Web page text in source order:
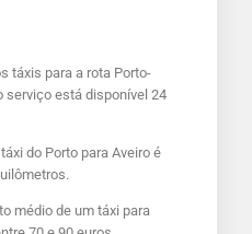
táxis para a rota Porto-
serviço está disponível 24
do Porto para Aveiro é
médio de um táxi para